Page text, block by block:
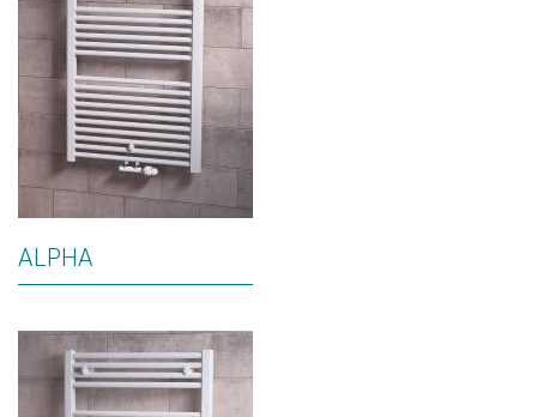
ALPHA